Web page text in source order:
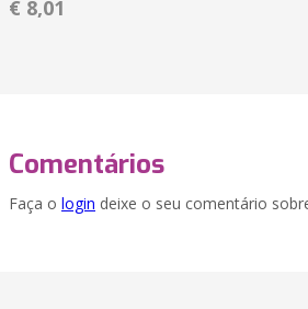
€ 8,01
Comentários
Faça o login deixe o seu comentário